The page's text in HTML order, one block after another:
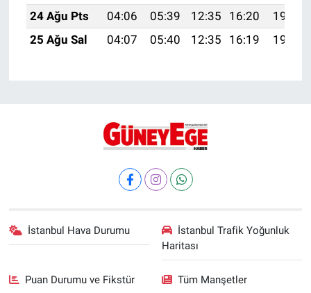
24 Ağu Pts
04:06 05:39 12:35 16:20
19:21
25 Ağu Sal
04:07 05:40 12:35 16:19 19:20
İstanbul Hava Durumu
İstanbul Trafik Yoğunluk
Haritası
Puan Durumu ve Fikstür Tüm Manşetler